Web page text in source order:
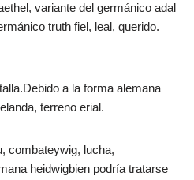
variante del germánico adal
truth fiel, leal, querido.
a la forma alemana
terreno erial.
combateywig, lucha,
heidwigbien podría tratarse